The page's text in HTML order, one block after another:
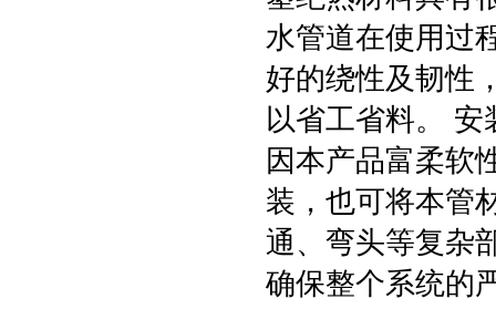
水管道在使用过
好的绕性及韧性
以省工省料。
因本产品富柔软
装，也可将本管
通、弯头等复杂
确保整个系统的